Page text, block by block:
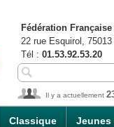
Classique Jeunes
Fédération
22 rue Esquirol,
Tél : 01.53.92.53.20
Il y a actuellement